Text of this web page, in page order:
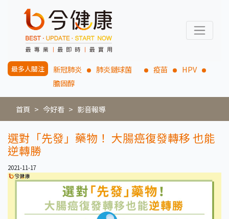
最多人關注 新冠肺炎 肺炎鏈球菌 疫苗
HPV
膽固醇
首頁 今好看 影音報導
選對「先發」藥物！ 大腸癌復發轉移 也能
逆轉勝
2021-11-17